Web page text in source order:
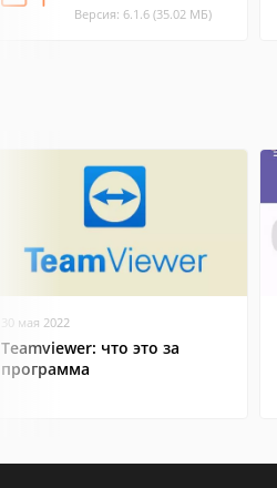
Версия: 6.1.6 (35.02 МБ)
30 мая 2022
Teamviewer: что это за
программа